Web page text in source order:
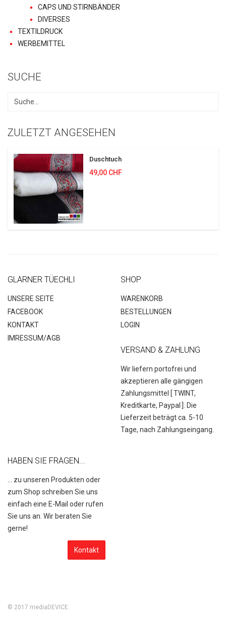
CAPS UND STIRNBÄNDER
DIVERSES
TEXTILDRUCK
WERBEMITTEL
SUCHE
ZULETZT ANGESEHEN
Duschtuch
49,00 CHF
GLARNER TÜECHLI
UNSERE SEITE
FACEBOOK
KONTAKT
IMRESSUM/AGB
SHOP
WARENKORB
BESTELLUNGEN
LOGIN
VERSAND & ZAHLUNG
Wir liefern portofrei und
akzeptieren alle gängigen
Zahlungsmittel [TWINT,
Kreditkarte, Paypal
]. Die
Lieferzeit beträgt ca. 5-10
Tage, nach Zahlungseingang.
HABEN SIE FRAGEN...
... zu unseren Produkten oder
zum Shop schreiben Sie uns
einfach eine E-Mail oder rufen
Sie uns an. Wir beraten Sie
gerne!
Kontakt
© 2017 mediaDEVICE.